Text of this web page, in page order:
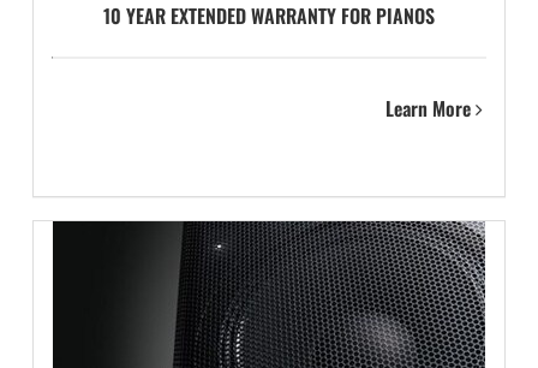
10 YEAR EXTENDED WARRANTY FOR PIANOS
Learn More